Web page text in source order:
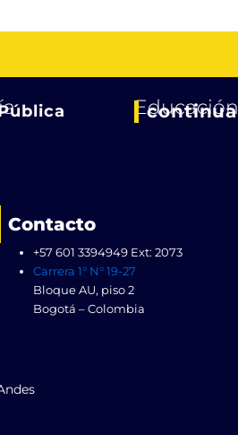
Educación
continua
Contacto
+57 601 3394949 Ext: 2073
Carrera 1° N° 19-27
Bloque AU, piso 2
Bogotá – Colombia